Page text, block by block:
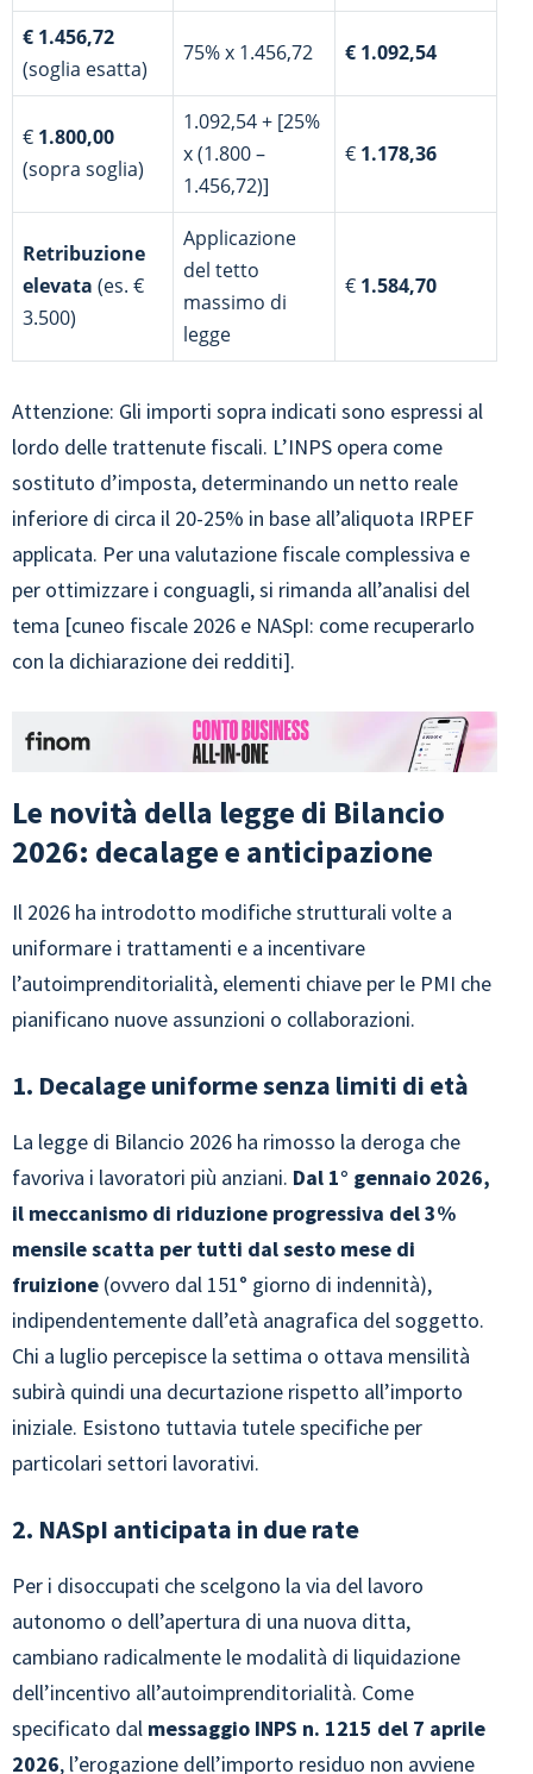
€ 1.456,72
(soglia esatta)
75% x 1.456,72 € 1.092,54
€ 1.800,00
(sopra soglia)
1.092,54 + [25%
x (1.800 –
1.456,72)]
€ 1.178,36
Retribuzione
elevata (es. €
3.500)
Applicazione
del tetto
massimo di
legge
€ 1.584,70
Attenzione: Gli importi sopra indicati sono espressi al
lordo delle trattenute fiscali. L’INPS opera come
sostituto d’imposta, determinando un netto reale
inferiore di circa il 20-25% in base all’aliquota IRPEF
applicata. Per una valutazione fiscale complessiva e
per ottimizzare i conguagli, si rimanda all’analisi del
tema [cuneo fiscale 2026 e NASpI: come recuperarlo
con la dichiarazione dei redditi].
Le novità della legge di Bilancio
2026: decalage e anticipazione
Il 2026 ha introdotto modifiche strutturali volte a
uniformare i trattamenti e a incentivare
l’autoimprenditorialità, elementi chiave per le PMI che
pianificano nuove assunzioni o collaborazioni.
1. Decalage uniforme senza limiti di età
La legge di Bilancio 2026 ha rimosso la deroga che
favoriva i lavoratori più anziani. Dal 1° gennaio 2026,
il meccanismo di riduzione progressiva del 3%
mensile scatta per tutti dal sesto mese di
fruizione (ovvero dal 151° giorno di indennità),
indipendentemente dall’età anagrafica del soggetto.
Chi a luglio percepisce la settima o ottava mensilità
subirà quindi una decurtazione rispetto all’importo
iniziale. Esistono tuttavia tutele specifiche per
particolari settori lavorativi.
2. NASpI anticipata in due rate
Per i disoccupati che scelgono la via del lavoro
autonomo o dell’apertura di una nuova ditta,
cambiano radicalmente le modalità di liquidazione
dell’incentivo all’autoimprenditorialità. Come
specificato dal messaggio INPS n. 1215 del 7 aprile
2026, l’erogazione dell’importo residuo non avviene